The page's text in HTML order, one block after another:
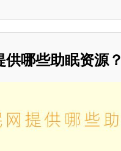
哪些助眠资源？